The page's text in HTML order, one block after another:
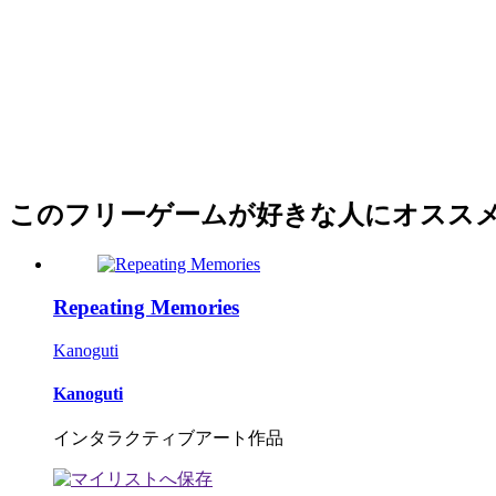
このフリーゲームが好きな人にオスス
Repeating Memories
Kanoguti
Kanoguti
インタラクティブアート作品